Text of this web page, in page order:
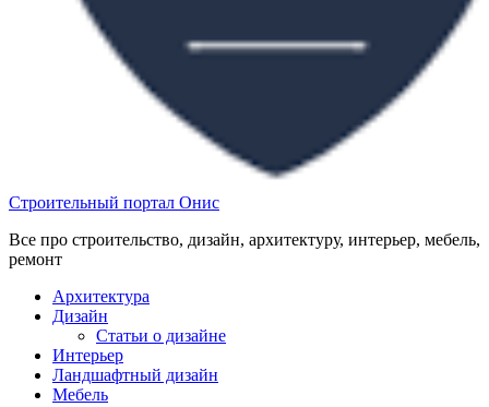
Строительный портал Онис
Все про строительство, дизайн, архитектуру, интерьер, мебель,
ремонт
Архитектура
Дизайн
Статьи о дизайне
Интерьер
Ландшафтный дизайн
Мебель